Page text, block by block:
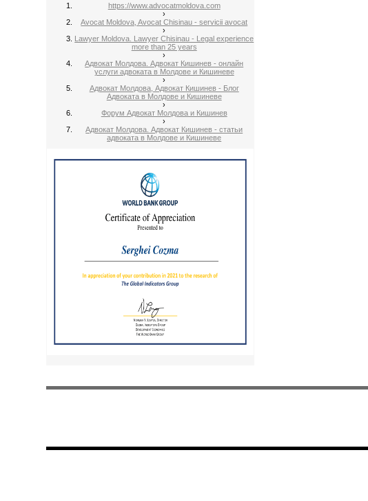
https://www.advocatmoldova.com
›
Avocat Moldova, Avocat Chisinau - servicii avocat
›
Lawyer Moldova. Lawyer Chisinau - Legal experience
more than 25 years
›
Адвокат Молдова. Адвокат Кишинев - онлайн
услуги адвоката в Молдове и Кишиневе
›
Адвокат Молдова, Адвокат Кишинев - Блог
Адвоката в Молдове и Кишиневе
›
Форум Адвокат Молдова и Кишинев
›
Адвокат Молдова. Адвокат Кишинев - статьи
адвоката в Молдове и Кишиневе